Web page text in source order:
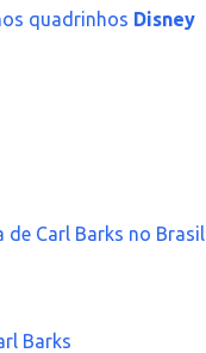
quadrinhos Disney
Carl Barks no Brasil
Barks